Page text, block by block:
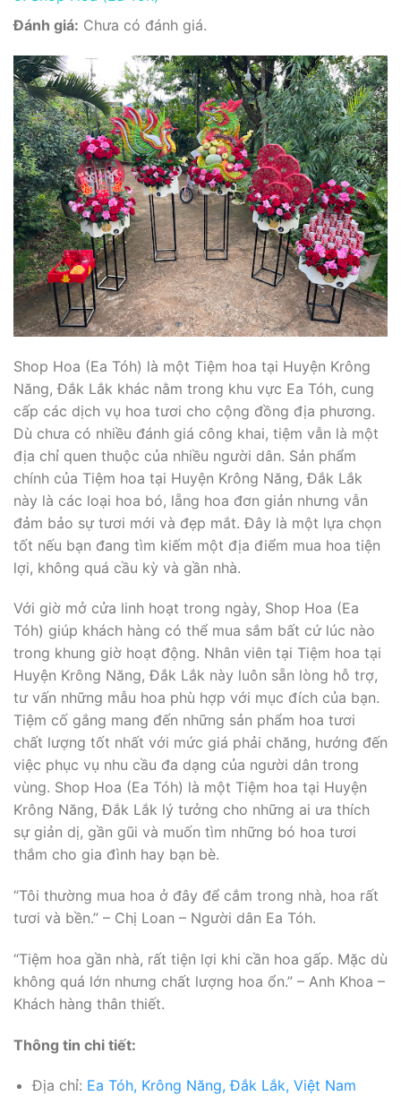
Đánh giá: Chưa có đánh giá.
Shop Hoa (Ea Tóh) là một Tiệm hoa tại Huyện Krông
Năng, Đắk Lắk khác nằm trong khu vực Ea Tóh, cung
cấp các dịch vụ hoa tươi cho cộng đồng địa phương.
Dù chưa có nhiều đánh giá công khai, tiệm vẫn là một
địa chỉ quen thuộc của nhiều người dân. Sản phẩm
chính của Tiệm hoa tại Huyện Krông Năng, Đắk Lắk
này là các loại hoa bó, lẵng hoa đơn giản nhưng vẫn
đảm bảo sự tươi mới và đẹp mắt. Đây là một lựa chọn
tốt nếu bạn đang tìm kiếm một địa điểm mua hoa tiện
lợi, không quá cầu kỳ và gần nhà.
Với giờ mở cửa linh hoạt trong ngày, Shop Hoa (Ea
Tóh) giúp khách hàng có thể mua sắm bất cứ lúc nào
trong khung giờ hoạt động. Nhân viên tại Tiệm hoa tại
Huyện Krông Năng, Đắk Lắk này luôn sẵn lòng hỗ trợ,
tư vấn những mẫu hoa phù hợp với mục đích của bạn.
Tiệm cố gắng mang đến những sản phẩm hoa tươi
chất lượng tốt nhất với mức giá phải chăng, hướng đến
việc phục vụ nhu cầu đa dạng của người dân trong
vùng. Shop Hoa (Ea Tóh) là một Tiệm hoa tại Huyện
Krông Năng, Đắk Lắk lý tưởng cho những ai ưa thích
sự giản dị, gần gũi và muốn tìm những bó hoa tươi
thắm cho gia đình hay bạn bè.
“Tôi thường mua hoa ở đây để cắm trong nhà, hoa rất
tươi và bền.” – Chị Loan – Người dân Ea Tóh.
“Tiệm hoa gần nhà, rất tiện lợi khi cần hoa gấp. Mặc dù
không quá lớn nhưng chất lượng hoa ổn.” – Anh Khoa –
Khách hàng thân thiết.
Thông tin chi tiết:
Địa chỉ: Ea Tóh, Krông Năng, Đắk Lắk, Việt Nam